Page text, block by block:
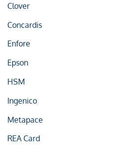
Clover
Concardis
Enfore
Epson
HSM
Ingenico
Metapace
REA Card